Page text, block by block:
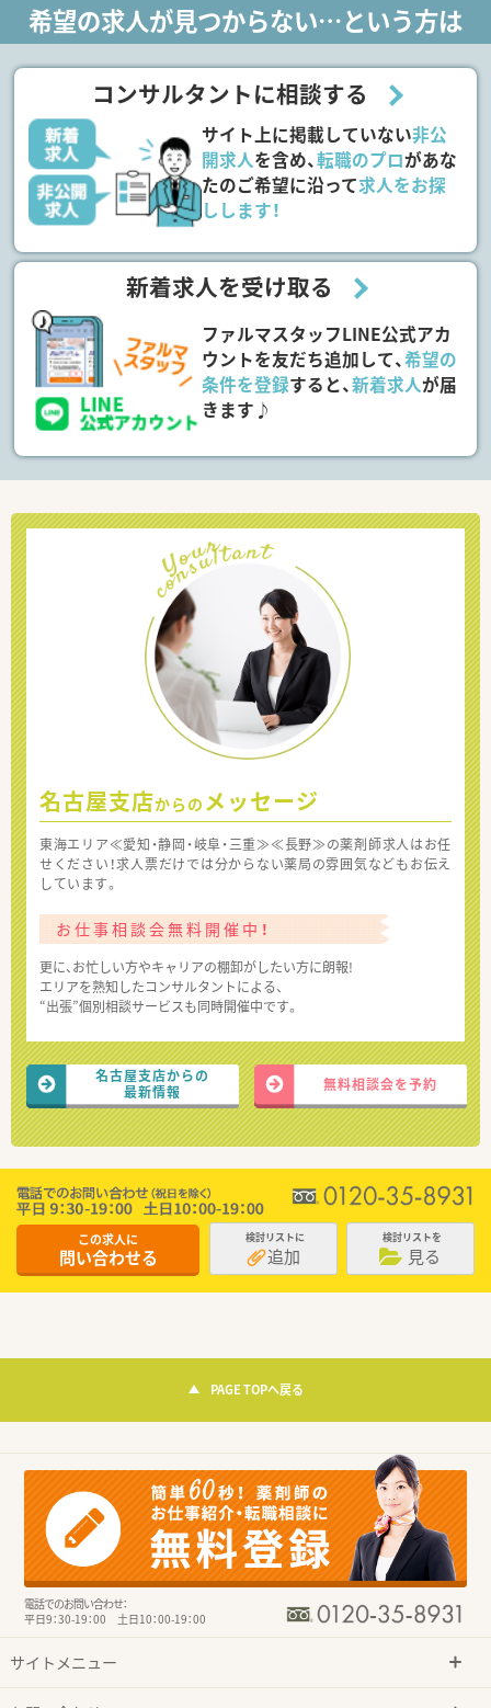
希望の求人が見つからない…という方は
コンサルタントに相談する
サイト上に掲載していない非公
開求人を含め、転職のプロがあな
たのご希望に沿って求人をお探
しします！
新着求人を受け取る
ファルマスタッフLINE公式アカ
ウントを友だち追加して、希望の
条件を登録すると、新着求人が届
きます♪
名古屋支店からの メッセージ
東海エリア≪愛知・静岡・岐阜・三重≫≪長野≫の薬剤師求人はお任
せください！求人票だけでは分からない薬局の雰囲気などもお伝え
しています。
お仕事相談会無料開催中！
更に、お忙しい方やキャリアの棚卸がしたい方に朗報!
エリアを熟知したコンサルタントによる、
“出張”個別相談サービスも同時開催中です。
名古屋支店からの
最新情報
無料相談会を予約
この求人に
問い合わせる
検討リストに
追加
検討リストを
見る
PAGE TOPへ戻る
電話でのお問い合わせ：
平日9：30-19：00 土日10：00-19：00
サイトメニュー